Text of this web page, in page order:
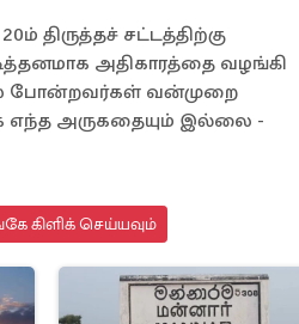
திருத்தச் சட்டத்திற்கு
அதிகாரத்தை வழங்கி
போன்றவர்கள் வன்முறை
எந்த அருகதையும் இல்லை -
கிளிக் செய்யவும்